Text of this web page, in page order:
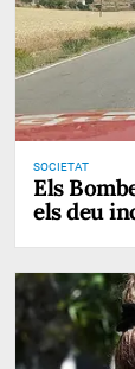
SOCIETAT
Els
els deu